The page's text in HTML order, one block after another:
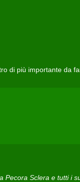
di più importante da
Pecora Sclera e tutti i